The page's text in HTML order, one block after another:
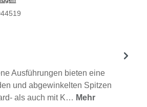
Ausführungen bieten eine
und abgewinkelten Spitzen
als auch mit K… Mehr